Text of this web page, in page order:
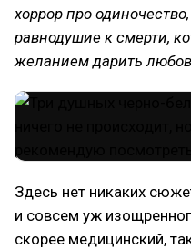
хоррор про
равнодушие к смерти,
желанием дарить
Здесь нет никаких
и совсем уж
скорее медицинский,